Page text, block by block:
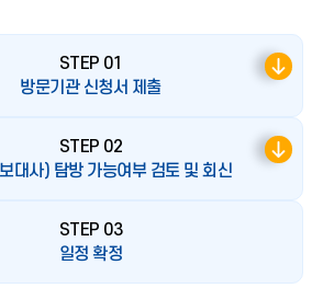
STEP 01
방문기관 신청서 제출
STEP 02
대사) 탐방 가능여부 검토 및 회신
STEP 03
일정 확정